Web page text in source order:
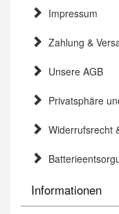
Impressum
Zahlung &
Unsere AGB
Privatsphäre
Widerrufsrecht
Informationen